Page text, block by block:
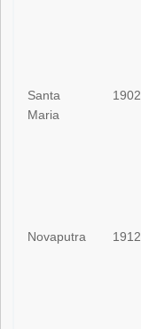
Santa
Maria
1902
Novaputra 1912